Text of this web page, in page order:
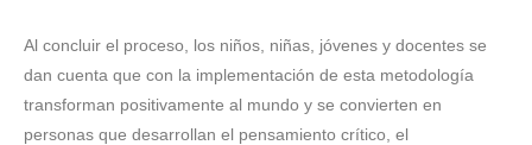
Al concluir el proceso, los niños, niñas, jóvenes y docentes se
dan cuenta que con la implementación de esta metodología
transforman positivamente al mundo y se convierten en
personas que desarrollan el pensamiento crítico, el